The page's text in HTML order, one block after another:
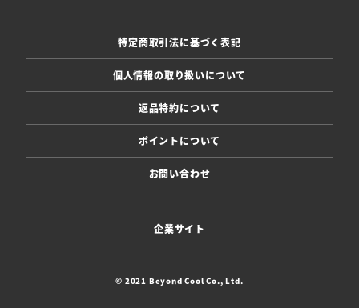
特定商取引法に基づく表記
個人情報の取り扱いについて
返品特約について
ポイントについて
お問い合わせ
企業サイト
© 2021 Beyond Cool Co., Ltd.